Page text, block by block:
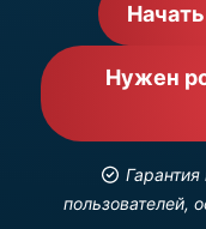
Нужен
пользователей,